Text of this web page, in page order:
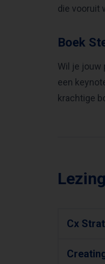
die vooruit
Boek
Wil je jouw
een
krachtige
Cx